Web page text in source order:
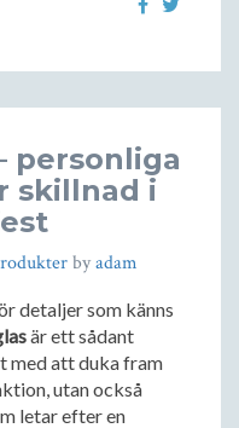
personliga
skillnad i
byadam
detaljer som känns
är ett sådant
med att duka fram
utan också
letar efter en